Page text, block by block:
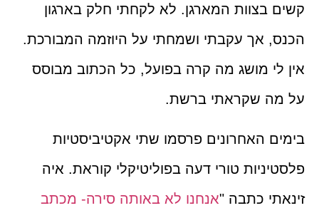
קשים בצוות המארגן. לא לקחתי חלק בארגון
הכנס, אך עקבתי ושמחתי על היוזמה המבורכת.
אין לי מושג מה קרה בפועל, כל הכתוב מבוסס
על מה שקראתי ברשת.
בימים האחרונים פרסמו שתי אקטיביסטיות
פלסטיניות טורי דעה בפוליטיקלי קוראת. איה
זינאתי כתבה "אנחנו לא באותה סירה- מכתב